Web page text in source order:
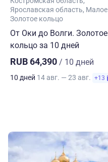
Ярославская область Малое
Золотое кольцо
От Оки до Волги. Золотое
кольцо за 10 дней
RUB 64,390 / 10 дней
10 дней 14 авг. — 23 авг. +13